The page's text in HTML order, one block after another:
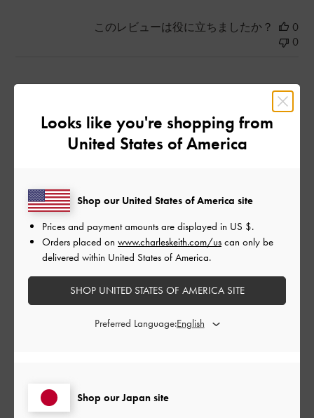
このレビューは役に立ちましたか？
0
0
めちゃくちゃかわいい
普段22. 5でこちらも22. 5がちょうどよかったです！
履きやすいし服を選ばないのでおきにいりです♡
サイズ: 35/22.5cm |カラー: ブラック系
デザイン
2022-07-30
Looks like you're shopping from
United States of America
Shop our Japan site
Shop our United States of America site
Prices and payment amounts are displayed in US $.
Orders placed on www.charleskeith.com/us can only be
delivered within United States of America.
SHOP UNITED STATES OF AMERICA SITE
Preferred Language: